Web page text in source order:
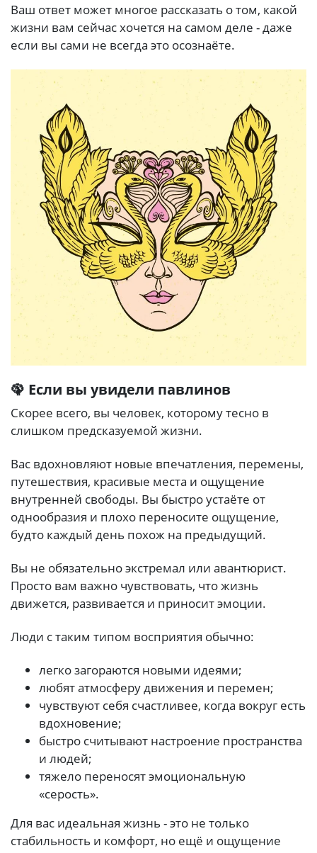
Ваш ответ может многое рассказать о том, какой
жизни вам сейчас хочется на самом деле - даже
если вы сами не всегда это осознаёте.
🦚 Если вы увидели павлинов
Скорее всего, вы человек, которому тесно в
слишком предсказуемой жизни.
Вас вдохновляют новые впечатления, перемены,
путешествия, красивые места и ощущение
внутренней свободы. Вы быстро устаёте от
однообразия и плохо переносите ощущение,
будто каждый день похож на предыдущий.
Вы не обязательно экстремал или авантюрист.
Просто вам важно чувствовать, что жизнь
движется, развивается и приносит эмоции.
Люди с таким типом восприятия обычно:
легко загораются новыми идеями;
любят атмосферу движения и перемен;
чувствуют себя счастливее, когда вокруг есть
вдохновение;
быстро считывают настроение пространства
и людей;
тяжело переносят эмоциональную
«серость».
Для вас идеальная жизнь - это не только
стабильность и комфорт, но ещё и ощущение